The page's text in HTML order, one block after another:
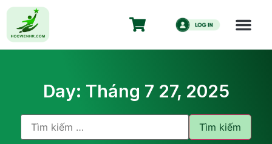
Day: Tháng 7 27, 2025